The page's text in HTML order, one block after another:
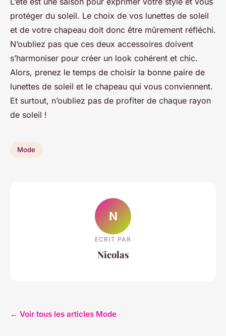
protéger du soleil. Le choix de vos lunettes de soleil
et de votre chapeau doit donc être mûrement réfléchi.
N’oubliez pas que ces deux accessoires doivent
s’harmoniser pour créer un look cohérent et chic.
Alors, prenez le temps de choisir la bonne paire de
lunettes de soleil et le chapeau qui vous conviennent.
Et surtout, n’oubliez pas de profiter de chaque rayon
de soleil !
Mode
N
ECRIT PAR
Nicolas
← Voir tous les articles Mode